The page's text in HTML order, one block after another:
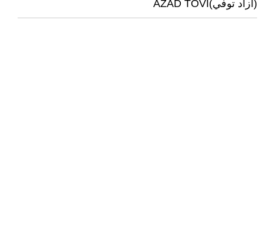
(آزاد توفي)AZAD TOVI